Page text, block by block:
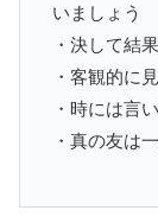
いましょう
・決して結
・客観的に
・時には言
・真の友は